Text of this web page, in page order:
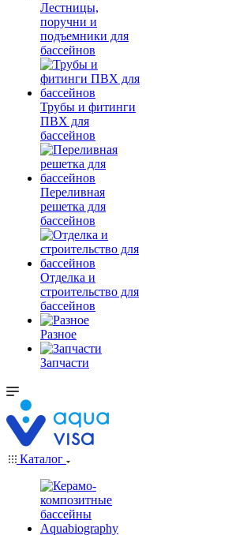
Лестницы,
поручни и
подъемники для
бассейнов
Трубы и фитинги
ПВХ для
бассейнов
Переливная
решетка для
бассейнов
Отделка и
строительство для
бассейнов
Разное
Запчасти
Каталог